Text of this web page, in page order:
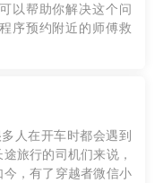
以帮助你解决这个问
序预约附近的师傅救
人在开车时都会遇到
旅行的司机们来说，
，有了穿越者微信小